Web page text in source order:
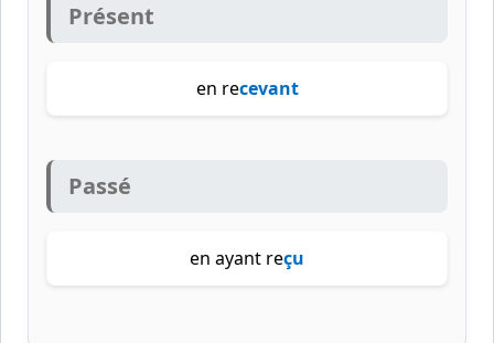
Présent
en recevant
Passé
en ayant reçu